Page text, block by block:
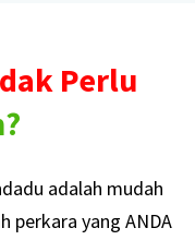
Perlu
adalah mudah
perkara yang ANDA